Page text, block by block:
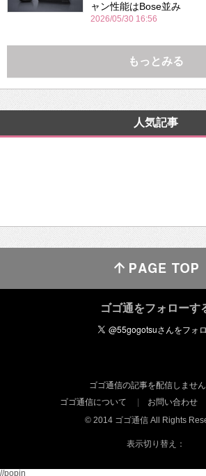
ャン性能はBose並み
2026/05/30 16:56
もっとみる
人気記事
ゴゴ通をフォローす
ゴゴ通信の記事を配信しません
ゴゴ通信について
お問い合わせ
© 2014 ゴゴ通信 All Rights
表示切り替え：
//popin